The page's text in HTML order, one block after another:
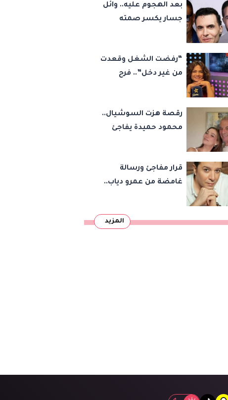
بعد الهجوم عليه.. وائل
جسار يكسر صمته
“رفضت الشغل وقعدت
من غير دخل”.. فرح
اختفائها
رقصة هزت السوشيال..
محمود حميدة يفاجئ
«حرب الفراولة»
قرار مفاجئ ورسالة
غامضة من عمرو دياب..
الموسيقيين
المزيد